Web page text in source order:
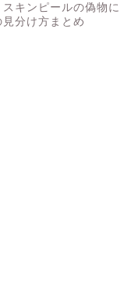
キンピールの偽物に
分け方まとめ